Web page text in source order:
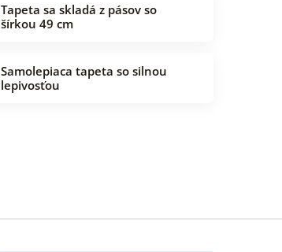
Tapeta sa skladá z pásov so
šírkou 49 cm
Samolepiaca tapeta so silnou
lepivosťou